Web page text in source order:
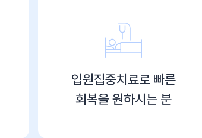
입원집중치료로 빠른
회복을 원하시는 분